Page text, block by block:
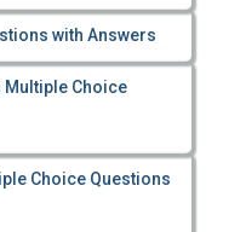
with Answers
Multiple Choice
Choice Questions